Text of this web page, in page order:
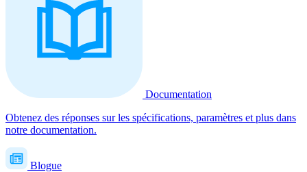
Documentation
Obtenez des réponses sur les spécifications, paramètres et plus dans
notre documentation.
Blogue